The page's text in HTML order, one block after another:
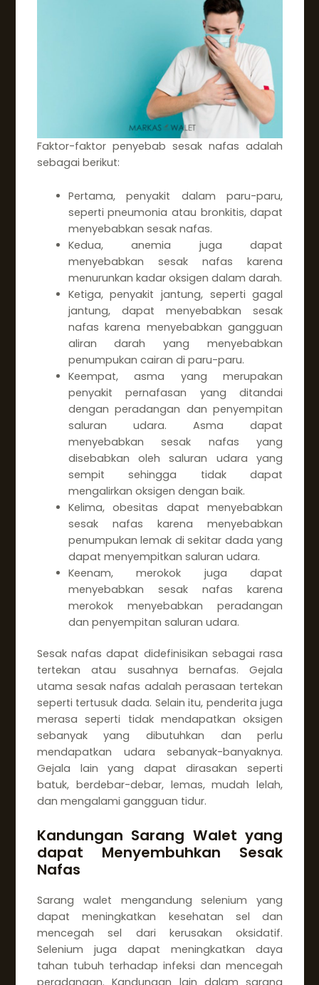
Faktor-faktor penyebab sesak nafas adalah
sebagai berikut:
Pertama, penyakit dalam paru-paru,
seperti pneumonia atau bronkitis, dapat
menyebabkan sesak nafas.
Kedua, anemia juga dapat
menyebabkan sesak nafas karena
menurunkan kadar oksigen dalam darah.
Ketiga, penyakit jantung, seperti gagal
jantung, dapat menyebabkan sesak
nafas karena menyebabkan gangguan
aliran darah yang menyebabkan
penumpukan cairan di paru-paru.
Keempat, asma yang merupakan
penyakit pernafasan yang ditandai
dengan peradangan dan penyempitan
saluran udara. Asma dapat
menyebabkan sesak nafas yang
disebabkan oleh saluran udara yang
sempit sehingga tidak dapat
mengalirkan oksigen dengan baik.
Kelima, obesitas dapat menyebabkan
sesak nafas karena menyebabkan
penumpukan lemak di sekitar dada yang
dapat menyempitkan saluran udara.
Keenam, merokok juga dapat
menyebabkan sesak nafas karena
merokok menyebabkan peradangan
dan penyempitan saluran udara.
Sesak nafas dapat didefinisikan sebagai rasa
tertekan atau susahnya bernafas. Gejala
utama sesak nafas adalah perasaan tertekan
seperti tertusuk dada. Selain itu, penderita juga
merasa seperti tidak mendapatkan oksigen
sebanyak yang dibutuhkan dan perlu
mendapatkan udara sebanyak-banyaknya.
Gejala lain yang dapat dirasakan seperti
batuk, berdebar-debar, lemas, mudah lelah,
dan mengalami gangguan tidur.
Kandungan Sarang Walet yang
dapat Menyembuhkan Sesak
Nafas
Sarang walet mengandung selenium yang
dapat meningkatkan kesehatan sel dan
mencegah sel dari kerusakan oksidatif.
Selenium juga dapat meningkatkan daya
tahan tubuh terhadap infeksi dan mencegah
peradangan. Kandungan lain dalam sarang